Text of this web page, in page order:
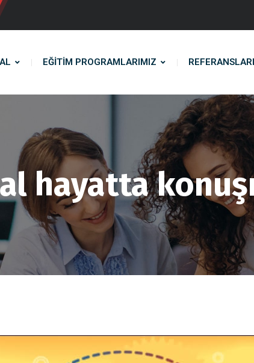
EĞİTİM PROGRAMLARIMIZ
hayatta